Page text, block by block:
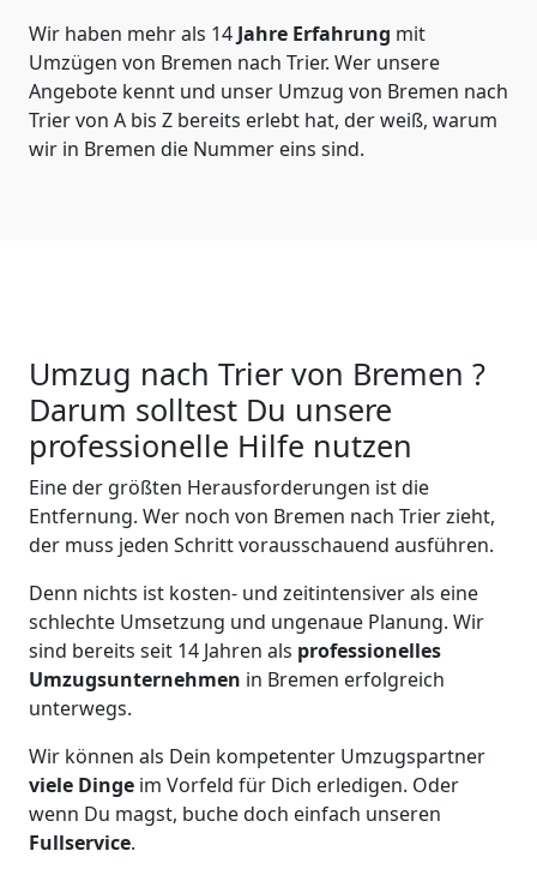
Wir haben mehr als 14 Jahre Erfahrung mit
Umzügen von Bremen nach Trier. Wer unsere
Angebote kennt und unser Umzug von Bremen nach
Trier von A bis Z bereits erlebt hat, der weiß, warum
wir in Bremen die Nummer eins sind.
Umzug nach Trier von Bremen ?
Darum solltest Du unsere
professionelle Hilfe nutzen
Eine der größten Herausforderungen ist die
Entfernung. Wer noch von Bremen nach Trier zieht,
der muss jeden Schritt vorausschauend ausführen.
Denn nichts ist kosten- und zeitintensiver als eine
schlechte Umsetzung und ungenaue Planung. Wir
sind bereits seit 14 Jahren als professionelles
Umzugsunternehmen in Bremen erfolgreich
unterwegs.
Wir können als Dein kompetenter Umzugspartner
viele Dinge im Vorfeld für Dich erledigen. Oder
wenn Du magst, buche doch einfach unseren
Fullservice.